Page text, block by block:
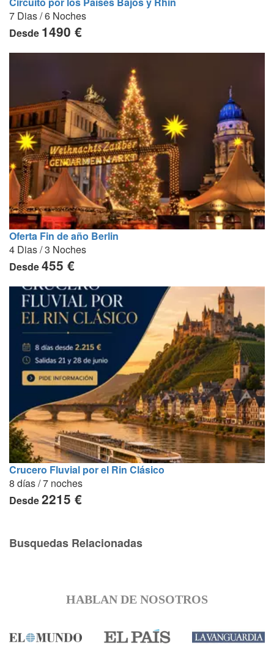
7 Dias / 6 Noches
Desde 1490 €
Oferta Fin de año Berlin
4 Dias / 3 Noches
Desde455 €
Crucero Fluvial por el Rin Clásico
8 días / 7 noches
Desde2215 €
Busquedas Relacionadas
HABLAN DE NOSOTROS